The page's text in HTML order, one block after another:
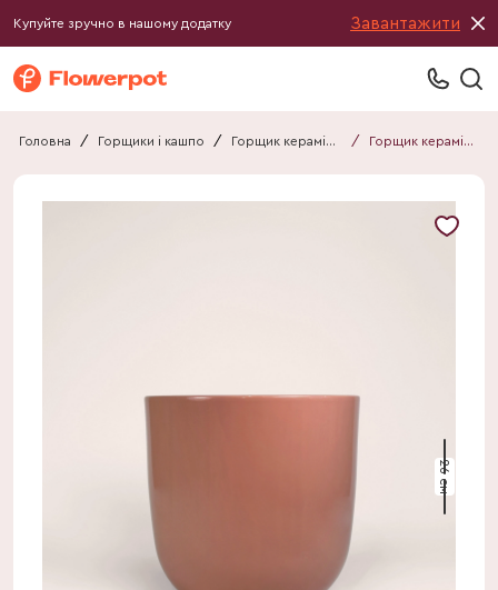
Купуйте зручно в нашому додатку Завантажити
Головна / Горщики і кашпо / Горщик керамічний / Горщик керамічний 012726040101
26 см